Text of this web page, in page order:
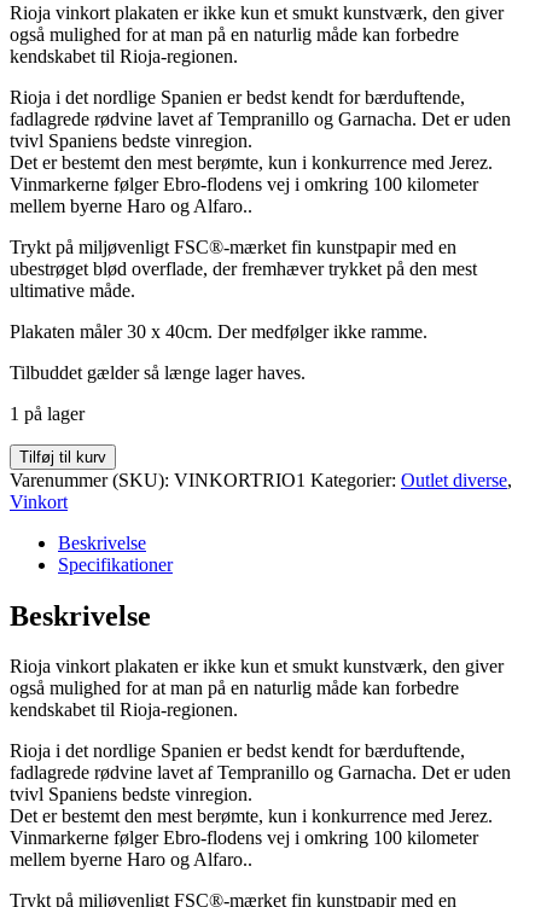
Rioja vinkort plakaten er ikke kun et smukt kunstværk, den giver
også mulighed for at man på en naturlig måde kan forbedre
kendskabet til Rioja-regionen.
Rioja i det nordlige Spanien er bedst kendt for bærduftende,
fadlagrede rødvine lavet af Tempranillo og Garnacha. Det er uden
tvivl Spaniens bedste vinregion.
Det er bestemt den mest berømte, kun i konkurrence med Jerez.
Vinmarkerne følger Ebro-flodens vej i omkring 100 kilometer
mellem byerne Haro og Alfaro..
Trykt på miljøvenligt FSC®-mærket fin kunstpapir med en
ubestrøget blød overflade, der fremhæver trykket på den mest
ultimative måde.
Plakaten måler 30 x 40cm. Der medfølger ikke ramme.
Tilbuddet gælder så længe lager haves.
1 på lager
Vinkort
Rioja
30x40cm
Tilføj til kurv
Varenummer (SKU): VINKORTRIO1 Kategorier: Outlet diverse,
Vinkort
Beskrivelse
Specifikationer
Beskrivelse
Rioja vinkort plakaten er ikke kun et smukt kunstværk, den giver
også mulighed for at man på en naturlig måde kan forbedre
kendskabet til Rioja-regionen.
Rioja i det nordlige Spanien er bedst kendt for bærduftende,
fadlagrede rødvine lavet af Tempranillo og Garnacha. Det er uden
tvivl Spaniens bedste vinregion.
Det er bestemt den mest berømte, kun i konkurrence med Jerez.
Vinmarkerne følger Ebro-flodens vej i omkring 100 kilometer
mellem byerne Haro og Alfaro..
Trykt på miljøvenligt FSC®-mærket fin kunstpapir med en